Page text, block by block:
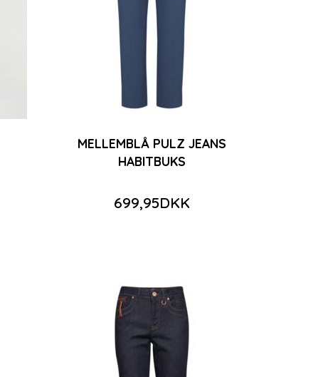
399,98DKK
799,95DKK
Du sparer: 399,97DKK
Se produktet
MELLEMBLÅ PULZ JEANS
HABITBUKS
699,95DKK